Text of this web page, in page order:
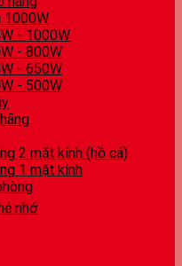
1000W
- 1000W
- 800W
- 650W
- 500W
2 mặt kính (hồ cá)
1 mặt kính
nhớ